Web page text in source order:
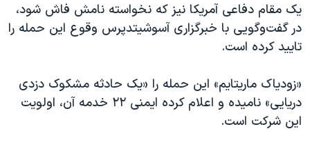
سفر پرزیدنت ترامپ به چین
یک مقام دفاعی آمریکا نیز که نخواسته نامش فاش شود،
در گفت‌وگویی با خبرگزاری آسوشیتدپرس وقوع این حمله را
تایید کرده است.
«زودیاک ماریتایم» این حمله را «یک حادثه مشکوک دزدی
دریایی» نامیده و اعلام کرده ایمنی ٢٢ خدمه آن، اولویت
این شرکت است.